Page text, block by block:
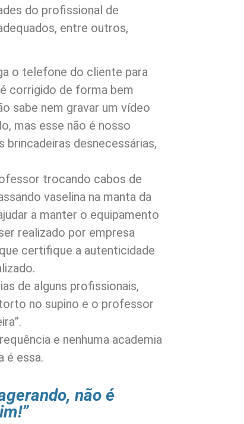
do profissional de
entre outros,
o telefone do cliente para
corrigido de forma bem
sabe nem gravar um vídeo
mas esse não é nosso
desnecessárias,
trocando cabos de
vaselina na manta da
a manter o equipamento
realizado por empresa
certifique a autenticidade
de alguns profissionais,
no supino e o professor
e nenhuma academia
é essa.
não é